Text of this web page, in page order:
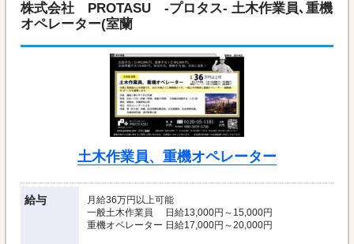
株式会社 PROTASU -プロタス- 土木作業員､重機
オペレーター(室蘭
土木作業員、重機オペレーター
給与
月給36万円以上可能
一般土木作業員 日給13,000円～15,000円
重機オペレーター 日給17,000円～20,000円